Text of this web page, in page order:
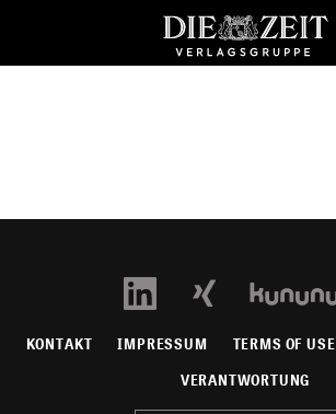
KONTAKT IMPRESSUM TERMS OF USE
VERANTWORTUNG